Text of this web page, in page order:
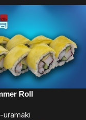
Roll
uramaki